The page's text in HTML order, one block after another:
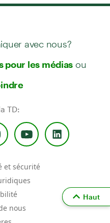
avec nous?
pour les médias ou
TD:
et sécurité
nous
Haut